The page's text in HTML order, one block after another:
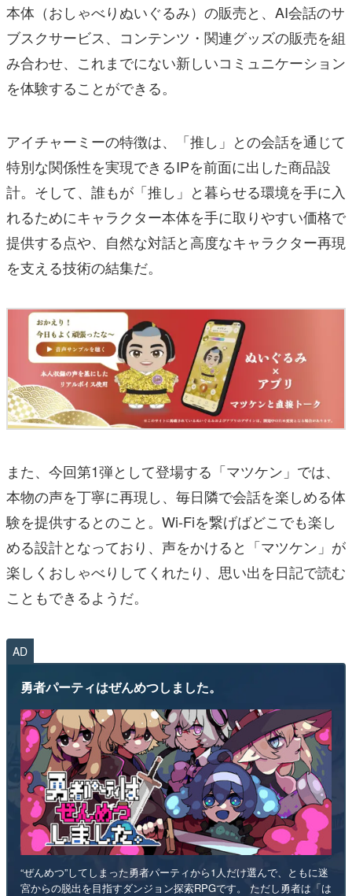
本体（おしゃべりぬいぐるみ）の販売と、AI会話のサ
ブスクサービス、コンテンツ・関連グッズの販売を組
み合わせ、これまでにない新しいコミュニケーション
を体験することができる。
アイチャーミーの特徴は、「推し」との会話を通じて
特別な関係性を実現できるIPを前面に出した商品設
計。そして、誰もが「推し」と暮らせる環境を手に入
れるためにキャラクター本体を手に取りやすい価格で
提供する点や、自然な対話と高度なキャラクター再現
を支える技術の結集だ。
また、今回第1弾として登場する「マツケン」では、
本物の声を丁寧に再現し、毎日隣で会話を楽しめる体
験を提供するとのこと。Wi-Fiを繋げばどこでも楽し
める設計となっており、声をかけると「マツケン」が
楽しくおしゃべりしてくれたり、思い出を日記で読む
こともできるようだ。
AD
勇者パーティはぜんめつしました。
“ぜんめつ”してしまった勇者パーティから1人だけ選んで、ともに迷
宮からの脱出を目指すダンジョン探索RPGです。 ただし勇者は「は